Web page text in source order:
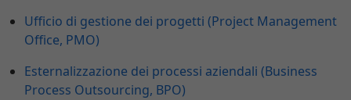
Ufficio di gestione dei progetti (Project Management
Office, PMO)
Esternalizzazione dei processi aziendali (Business
Process Outsourcing, BPO)